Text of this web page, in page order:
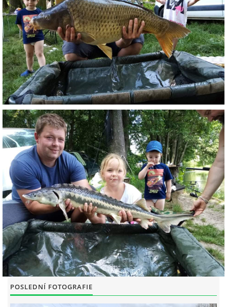
POSLEDNÍ FOTOGRAFIE